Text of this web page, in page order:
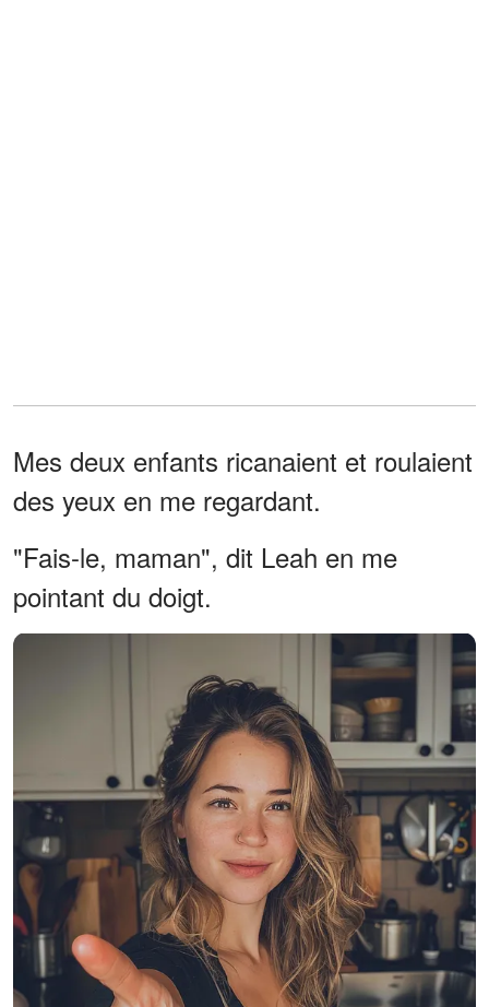
Mes deux enfants ricanaient et roulaient
des yeux en me regardant.
"Fais-le, maman", dit Leah en me
pointant du doigt.